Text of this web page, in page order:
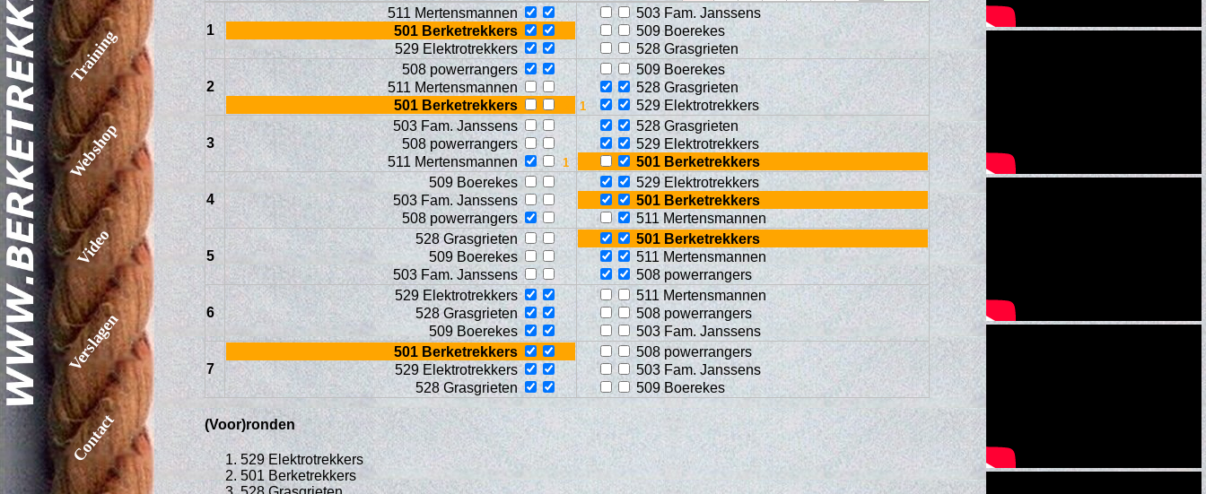
Training
Webshop
Video
Verslagen
Contact
1
511 Mertensmannen
501 Berketrekkers
529 Elektrotrekkers
503 Fam. Janssens
509 Boerekes
528 Grasgrieten
2
508 powerrangers
511 Mertensmannen
501 Berketrekkers
509 Boerekes
528 Grasgrieten
529 Elektrotrekkers
3
503 Fam. Janssens
508 powerrangers
511 Mertensmannen
528 Grasgrieten
529 Elektrotrekkers
501 Berketrekkers
4
509 Boerekes
503 Fam. Janssens
508 powerrangers
529 Elektrotrekkers
501 Berketrekkers
511 Mertensmannen
5
528 Grasgrieten
509 Boerekes
503 Fam. Janssens
501 Berketrekkers
511 Mertensmannen
508 powerrangers
6
529 Elektrotrekkers
528 Grasgrieten
509 Boerekes
511 Mertensmannen
508 powerrangers
503 Fam. Janssens
7
501 Berketrekkers
529 Elektrotrekkers
528 Grasgrieten
508 powerrangers
503 Fam. Janssens
509 Boerekes
(Voor)ronden
529 Elektrotrekkers
501 Berketrekkers